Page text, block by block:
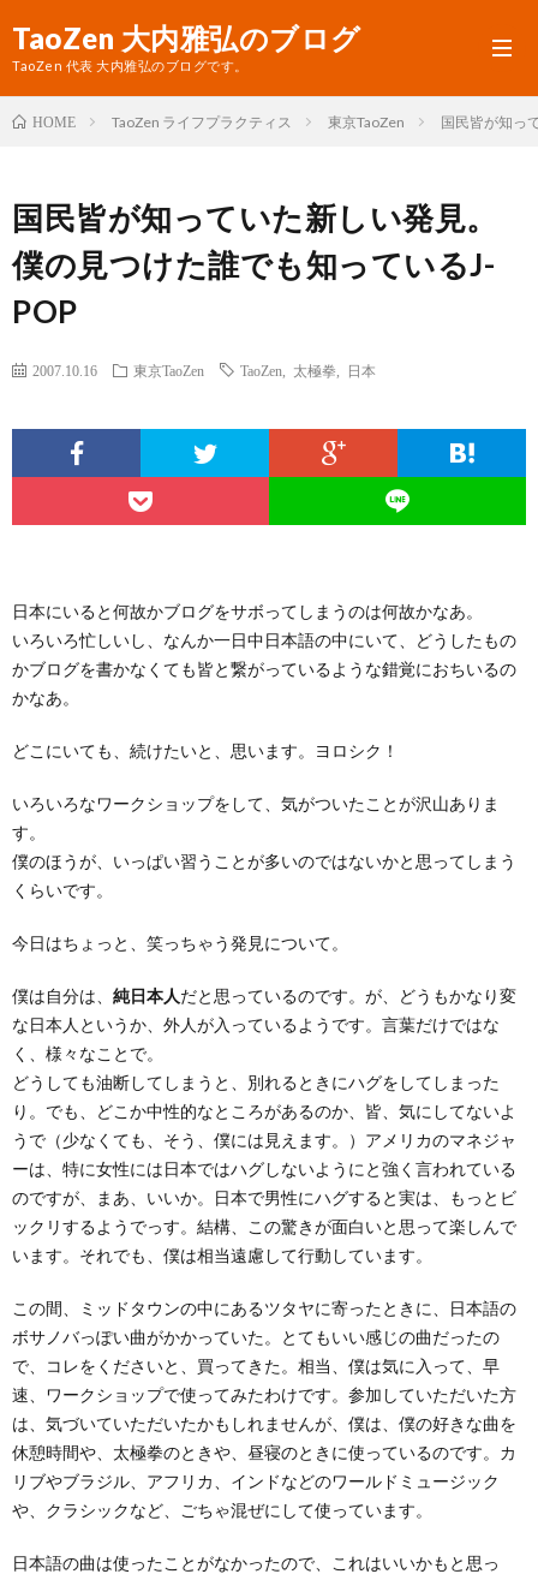
TaoZen 大内雅弘のブログ
TaoZen 代表 大内雅弘のブログです。
HOME TaoZen ライフプラクティス 東京TaoZen 国民皆が知っ
国民皆が知っていた新しい発見。
僕の見つけた誰でも知っているJ-
POP
2007.10.16 東京TaoZen TaoZen 太極拳 日本
日本にいると何故かブログをサボってしまうのは何故かなあ。
いろいろ忙しいし、なんか一日中日本語の中にいて、どうしたもの
かブログを書かなくても皆と繋がっているような錯覚におちいるの
かなあ。
どこにいても、続けたいと、思います。ヨロシク！
いろいろなワークショップをして、気がついたことが沢山ありま
す。
僕のほうが、いっぱい習うことが多いのではないかと思ってしまう
くらいです。
今日はちょっと、笑っちゃう発見について。
僕は自分は、 純日本人だと思っているのです。が、どうもかなり変
な日本人というか、外人が入っているようです。言葉だけではな
く、様々なことで。
どうしても油断してしまうと、別れるときにハグをしてしまった
り。でも、どこか中性的なところがあるのか、皆、気にしてないよ
うで（少なくても、そう、僕には見えます。）アメリカのマネジャ
ーは、特に女性には日本ではハグしないようにと強く言われている
のですが、まあ、いいか。日本で男性にハグすると実は、もっとビ
ックリするようでっす。結構、この驚きが面白いと思って楽しんで
います。それでも、僕は相当遠慮して行動しています。
この間、ミッドタウンの中にあるツタヤに寄ったときに、日本語の
ボサノバっぽい曲がかかっていた。とてもいい感じの曲だったの
で、コレをくださいと、買ってきた。相当、僕は気に入って、早
速、ワークショップで使ってみたわけです。参加していただいた方
は、気づいていただいたかもしれませんが、僕は、僕の好きな曲を
休憩時間や、太極拳のときや、昼寝のときに使っているのです。カ
リブやブラジル、アフリカ、インドなどのワールドミュージック
や、クラシックなど、ごちゃ混ぜにして使っています。
日本語の曲は使ったことがなかったので、これはいいかもと思っ